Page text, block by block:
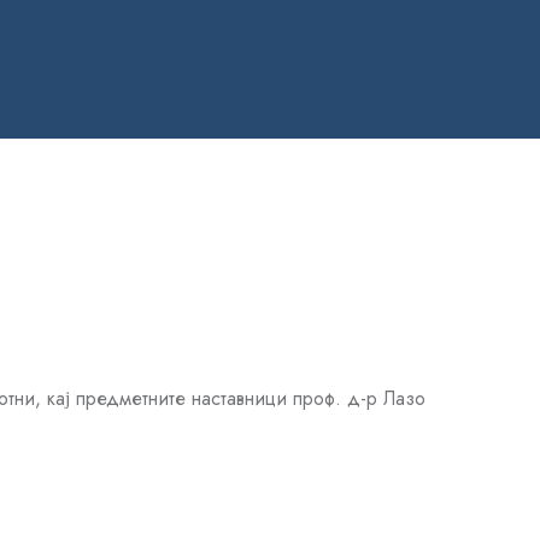
кај предметните наставници проф. д-р Лазо